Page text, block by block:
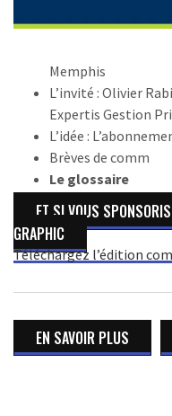
Memphis
L’invité : Olivier
Expertis Gestion
L’idée :
Brèves de comm
Le glossaire
ET SI VOUS
GRAPHIC
Téléchargez l’édition
EN SAVOIR PLUS